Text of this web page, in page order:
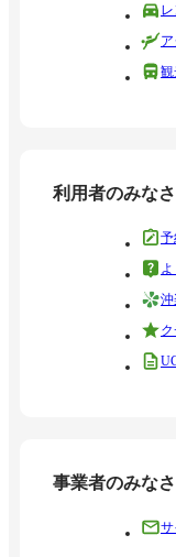
観
利用者のみな
沖
事業者のみな